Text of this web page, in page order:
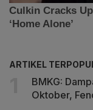
ARTIKEL
BMKG:
Oktober,